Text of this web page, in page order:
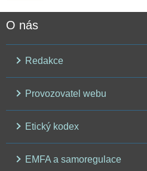
O nás
Redakce
Provozovatel webu
Etický kodex
EMFA a samoregulace